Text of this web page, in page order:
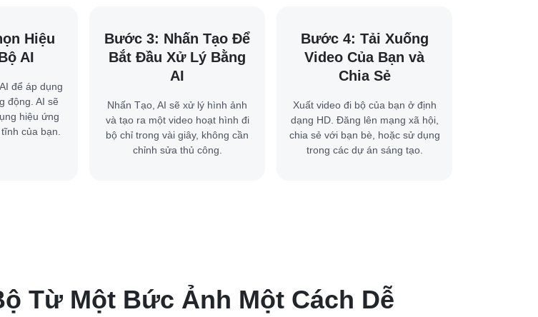
Hiệu
AI
để áp dụng
động. AI sẽ
hiệu ứng
của bạn.
Bước 3: Nhấn Tạo Để
Bắt Đầu Xử Lý Bằng
AI
Nhấn Tạo, AI sẽ xử lý hình ảnh
và tạo ra một video hoạt hình đi
bộ chỉ trong vài giây, không cần
chỉnh sửa thủ công.
Bước 4: Tải Xuống
Video Của Bạn và
Chia Sẻ
Xuất video đi bộ của bạn ở định
dạng HD. Đăng lên mạng xã hội,
chia sẻ với bạn bè, hoặc sử dụng
trong các dự án sáng tạo.
Từ Một Bức Ảnh Một Cách Dễ